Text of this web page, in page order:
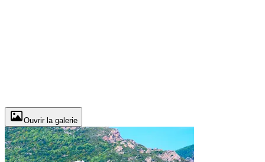
Ouvrir la galerie